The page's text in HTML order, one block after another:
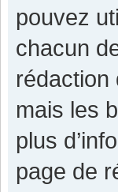
pouvez
chacun
rédaction
mais les
plus
page de